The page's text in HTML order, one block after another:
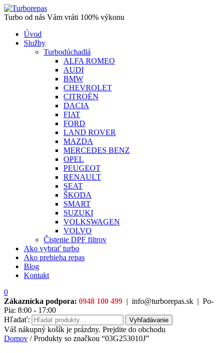
Turbo od nás Vám vráti 100% výkonu
Úvod
Služby
Turbodúchadlá
ALFA ROMEO
AUDI
BMW
CHEVROLET
CITROËN
DACIA
FIAT
FORD
LAND ROVER
MAZDA
MERCEDES BENZ
OPEL
PEUGEOT
RENAULT
SEAT
ŠKODA
SMART
SUZUKI
VOLKSWAGEN
VOLVO
Čistenie DPF filtrov
Ako vybrať turbo
Ako prebieha repas
Blog
Kontakt
0
Zákaznícka podpora: 0948 100 499 | info@turborepas.sk | Po-
Pia: 8:00 - 17:00
Hľadať:
Vyhľadávanie
Váš nákupný košík je prázdny. Prejdite do obchodu
Domov / Produkty so značkou “03G253010J”